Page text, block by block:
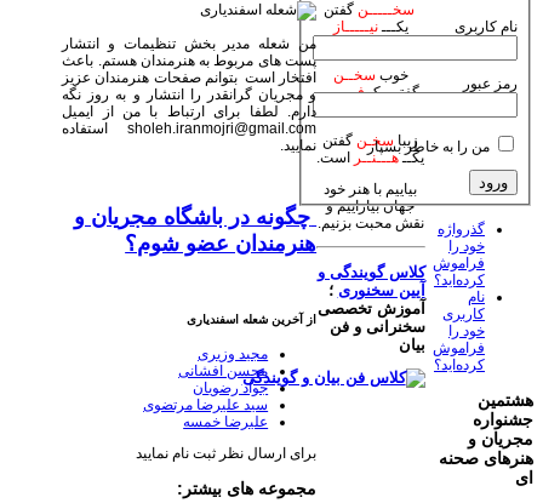
من شعله مدیر بخش تنظیمات و انتشار
پست های مربوط به هنرمندان هستم. باعث
افتخار است بتوانم صفحات هنرمندان عزیز
و مجریان گرانقدر را انتشار و به روز نگه
دارم. لطفا برای ارتباط با من از ایمیل
sholeh.iranmojri@gmail.com استفاده
نمایید.
چگونه در باشگاه مجریان و
هنرمندان عضو شوم؟
از آخرین شعله اسفندیاری
مجید وزیری
محسن افشانی
جواد رضویان
سید علیرضا مرتضوی
علیرضا خمسه
برای ارسال نظر ثبت نام نمایید
مجموعه های بیشتر:
سخـــــن گفتن
یکـــنیـــــاز
خوب سخــن
گفتن یکـفـــــن
زیبا سخـنگفتن
یکــهـــنــر
است.
بیاییم با هنر خود
جهان بیاراییم و
نقش محبت بزنیم.
کلاس گویندگی و
آیین سخنوری ؛
آموزش تخصصی
سخنرانی و فن
بیان
نام کاربری
رمز عبور
من را به خاطر بسپار
گذرواژه
خود را
فراموش
کرده‌اید؟
نام
کاربری
خود را
فراموش
کرده‌اید؟
هشتمین
جشنواره
مجریان و
هنرهای صحنه
ای